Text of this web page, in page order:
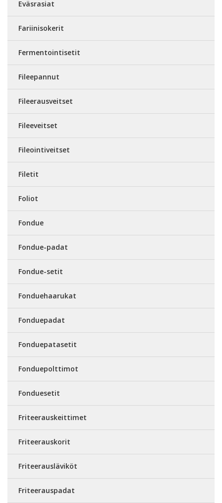
Eväsrasiat
Fariinisokerit
Fermentointisetit
Fileepannut
Fileerausveitset
Fileeveitset
Fileointiveitset
Filetit
Foliot
Fondue
Fondue-padat
Fondue-setit
Fonduehaarukat
Fonduepadat
Fonduepatasetit
Fonduepolttimot
Fonduesetit
Friteerauskeittimet
Friteerauskorit
Friteerausläviköt
Friteerauspadat